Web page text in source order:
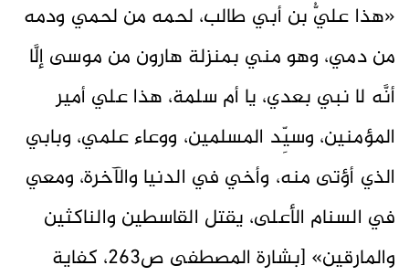
«هذا عليُّ بن أبي طالب، لحمه من لحمي ودمه
من دمي، وهو مني بمنزلة هارون من موسى إلَّا
أنَّه لا نبي بعدي، يا أم سلمة، هذا علي أمير
المؤمنين، وسيِّد المسلمين، ووعاء علمي، وبابي
الذي أؤتى منه، وأخي في الدنيا والآخرة، ومعي
في السنام الأعلى، يقتل القاسطين والناكثين
والمارقين» [بشارة المصطفى ص263، كفاية